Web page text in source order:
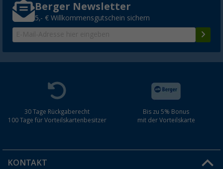
Berger Newsletter
5,- € Willkommensgutschein sichern
30 Tage Rückgaberecht
100 Tage für Vorteilskartenbesitzer
Bis zu 5% Bonus
mit der Vorteilskarte
KONTAKT